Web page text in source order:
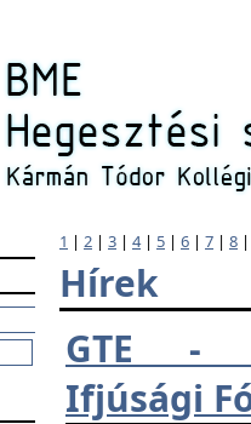
1 | 2 | 3 | 4| 5 | 6 | 7 | 8
Hírek
GTE -
Ifjúsági